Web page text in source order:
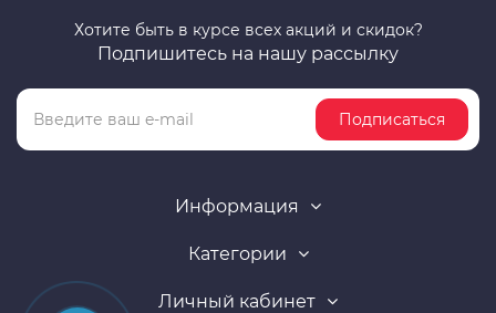
Хотите быть в курсе всех акций и скидок?
Подпишитесь на нашу рассылку
Подписаться
Информация
Категории
Личный кабинет